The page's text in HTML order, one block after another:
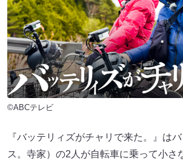
©ABCテレビ
『バッテリィズがチャリで来た。』は
ス。寺家）の2人が自転車に乗って小さ